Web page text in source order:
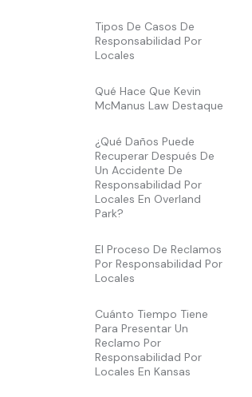
Tipos De Casos De
Responsabilidad Por
Locales
Qué Hace Que Kevin
McManus Law Destaque
¿Qué Daños Puede
Recuperar Después De
Un Accidente De
Responsabilidad Por
Locales En Overland
Park?
El Proceso De Reclamos
Por Responsabilidad Por
Locales
Cuánto Tiempo Tiene
Para Presentar Un
Reclamo Por
Responsabilidad Por
Locales En Kansas